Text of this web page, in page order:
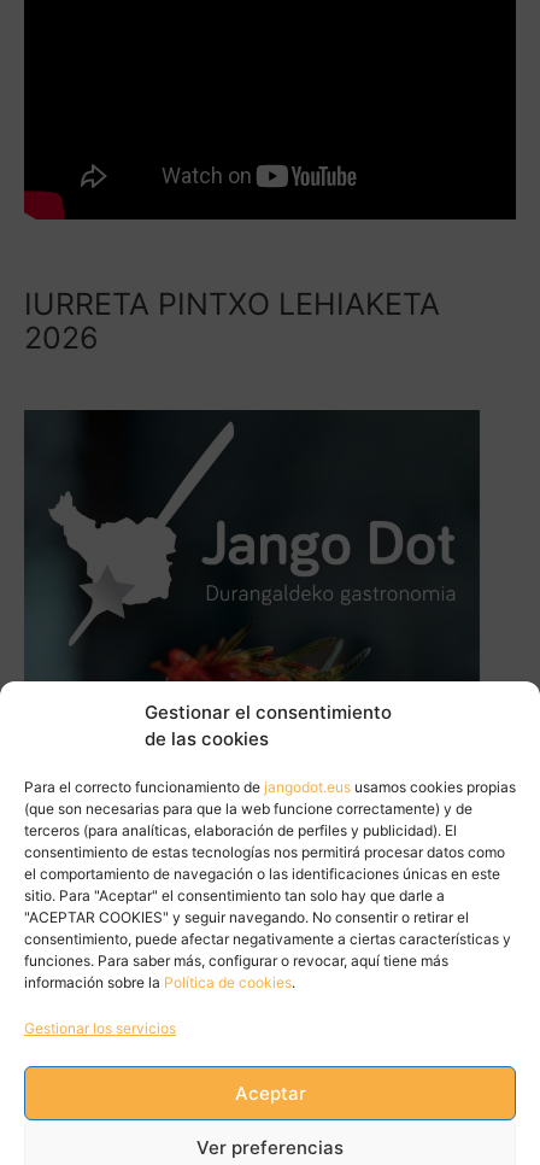
Gestionar el consentimiento
de las cookies
Para el correcto funcionamiento de jangodot.eus usamos cookies propias
(que son necesarias para que la web funcione correctamente) y de
terceros (para analíticas, elaboración de perfiles y publicidad). El
consentimiento de estas tecnologías nos permitirá procesar datos como
el comportamiento de navegación o las identificaciones únicas en este
sitio. Para "Aceptar" el consentimiento tan solo hay que darle a
"ACEPTAR COOKIES" y seguir navegando. No consentir o retirar el
consentimiento, puede afectar negativamente a ciertas características y
funciones. Para saber más, configurar o revocar, aquí tiene más
información sobre la Política de cookies.
Gestionar los servicios
Aceptar
Ver preferencias
IURRETA PINTXO LEHIAKETA
2026